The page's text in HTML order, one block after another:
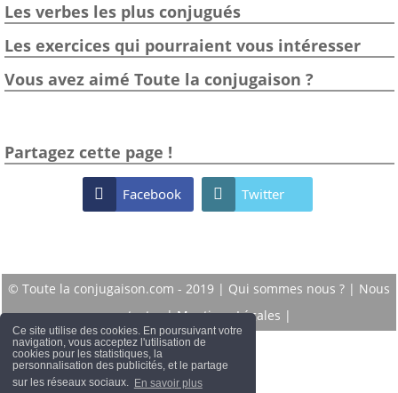
Ce site utilise des cookies. En poursuivant votre
navigation, vous acceptez l'utilisation de
cookies pour les statistiques, la
personnalisation des publicités, et le partage
sur les réseaux sociaux. En savoir plus
Les verbes les plus conjugués
Les exercices qui pourraient vous intéresser
Vous avez aimé Toute la conjugaison ?
Partagez cette page !
 Facebook  Twitter
© Toute la conjugaison.com - 2019 | Qui sommes nous ? | Nous
contacter|Mentions Légales |